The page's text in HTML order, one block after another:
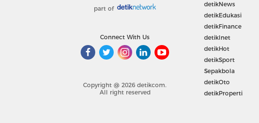
part of
Connect With Us
Copyright @ 2026 detikcom.
All right reserved
detikNews
detikEdukasi
detikFinance
detikInet
detikHot
detikSport
Sepakbola
detikOto
detikProperti